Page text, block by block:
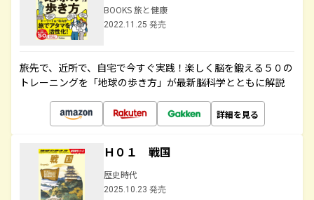
BOOKS 旅と健康
2022.11.25 発売
旅先で、近所で、自宅で今すぐ実践！楽しく脳を鍛える５０の
トレーニングを「地球の歩き方」が最新脳科学とともに解説
詳細を見る
Ｈ０１ 戦国
歴史時代
2025.10.23 発売